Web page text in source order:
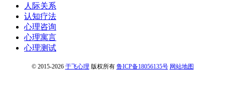
人际关系
认知疗法
心理咨询
心理寓言
心理测试
© 2015-2026 于飞心理 版权所有 鲁ICP备18056135号 网站地图